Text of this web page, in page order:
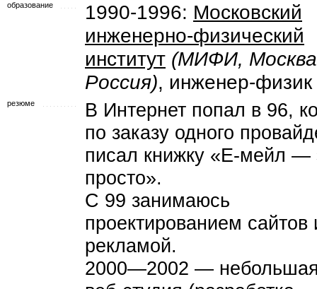
образование 1990-1996: Московский
инженерно-физический
институт (МИФИ,
Россия), инженер-физик
резюме
В Интернет попал в 96,
по заказу одного
писал книжку «Е-мейл —
просто».
С 99 занимаюсь
проектированием сайтов
рекламой.
2000—2002 —